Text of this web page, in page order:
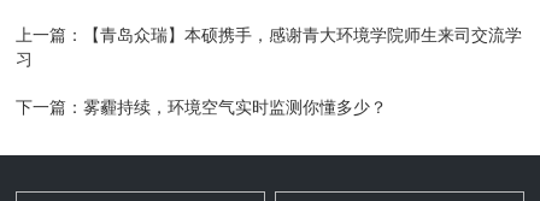
上一篇：
【青岛众瑞】本硕携手，感谢青大环境学院师生来司交流学
习
下一篇：雾霾持续，环境空气实时监测你懂多少？